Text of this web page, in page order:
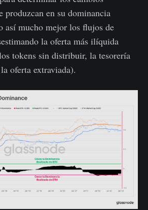
produzcan en su dominancia
así mucho mejor los flujos de
la oferta más ilíquida
tokens sin distribuir, la tesorería
oferta extraviada).